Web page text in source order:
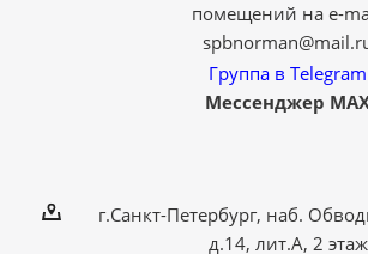
помещений на e-
Группа в Telegram
Мессенджер
г.Санкт-Петербург, наб.
д.14, лит.А, 2 этаж